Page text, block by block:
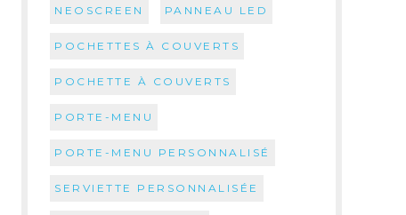
NEOSCREEN PANNEAU LED
POCHETTES À COUVERTS
POCHETTE À COUVERTS
PORTE-MENU
PORTE-MENU PERSONNALISÉ
SERVIETTE PERSONNALISÉE